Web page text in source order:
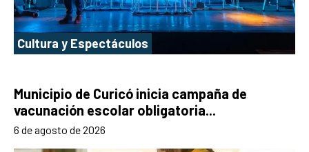
Cultura y Espectáculos
Municipio de Curicó inicia campaña de
vacunación escolar obligatoria...
6 de agosto de 2026